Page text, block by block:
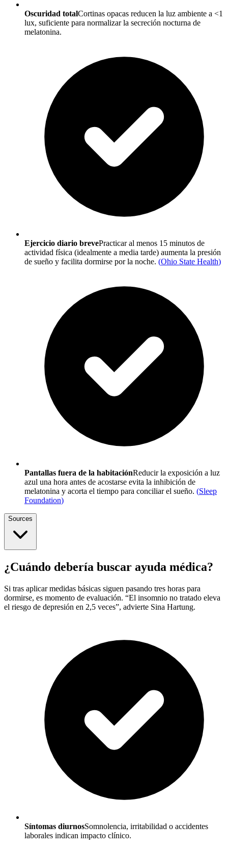
Oscuridad totalCortinas opacas reducen la luz ambiente a <1
lux, suficiente para normalizar la secreción nocturna de
melatonina.
Ejercicio diario brevePracticar al menos 15 minutos de
actividad física (idealmente a media tarde) aumenta la presión
de sueño y facilita dormirse por la noche. (Ohio State Health)
Pantallas fuera de la habitaciónReducir la exposición a luz
azul una hora antes de acostarse evita la inhibición de
melatonina y acorta el tiempo para conciliar el sueño. (Sleep
Foundation)
Sources
¿Cuándo debería buscar ayuda médica?
Si tras aplicar medidas básicas siguen pasando tres horas para
dormirse, es momento de evaluación. “El insomnio no tratado eleva
el riesgo de depresión en 2,5 veces”, advierte Sina Hartung.
Síntomas diurnosSomnolencia, irritabilidad o accidentes
laborales indican impacto clínico.